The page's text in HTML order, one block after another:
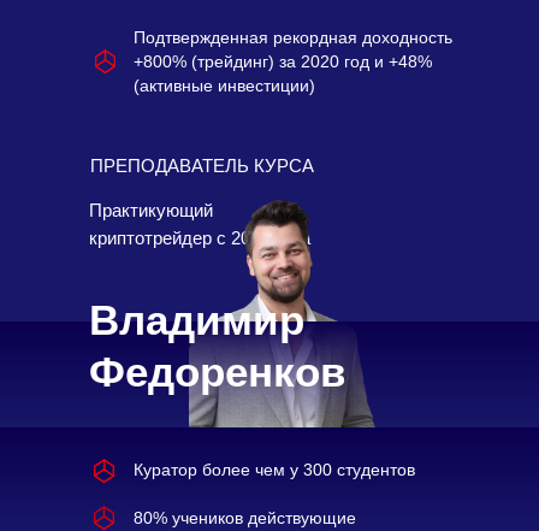
Подтвержденная рекордная доходность
+800% (трейдинг) за 2020 год и +48%
(активные инвестиции)
ПРЕПОДАВАТЕЛЬ КУРСА
Практикующий
криптотрейдер с 2019 года
Владимир
Федоренков
Куратор более чем у 300 студентов
80% учеников действующие